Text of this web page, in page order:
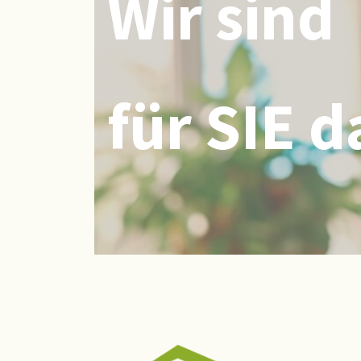
Wir sind
für SIE